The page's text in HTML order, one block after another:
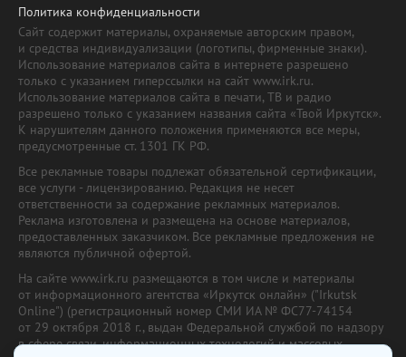
Политика конфиденциальности
Сайт содержит материалы, охраняемые авторским правом,
и средства индивидуализации (логотипы, фирменные знаки).
Использование материалов сайта в интернете разрешено
только с указанием гиперссылки на сайт www.irk.ru.
Использование материалов сайта в печати, ТВ и радио
разрешено только с указанием названия сайта «Твой Иркутск».
К нарушителям данного положения применяются все меры,
предусмотренные ст. 1301 ГК РФ.
Все рекламные товары подлежат обязательной сертификации,
все услуги - лицензированию. Редакция не несет
ответственности за содержание рекламных материалов.
Реклама изготовлена и размещена на основе материалов,
предоставленных заказчиком. Все рекламные предложения не
являются публичной офертой.
На сайте www.irk.ru размещаются в том числе и материалы
от информационного агентства «Иркутск онлайн» ("Irkutsk
Online") (регистрационный номер СМИ ИА № ФС77-74154
от 29 октября 2018 г., выдан Федеральной службой по надзору
в сфере связи, информационных технологий и массовых